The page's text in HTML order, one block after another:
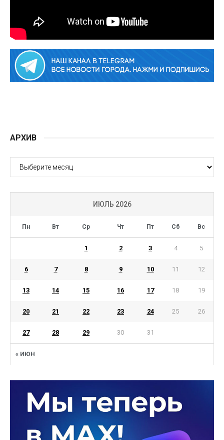
АРХИВ
АРХИВ
ИЮЛЬ 2026
Пн Вт Ср Чт Пт Сб Вс
« ИЮН
1 2 3 4 5
6 7 8 9 10 11 12
13 14 15 16 17 18 19
20 21 22 23 24 25 26
27 28 29 30 31